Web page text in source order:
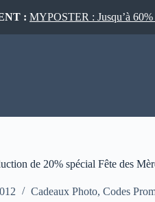
: MYPOSTER : Jusqu’à
de 20% spécial Fête des
Cadeaux Photo, Codes